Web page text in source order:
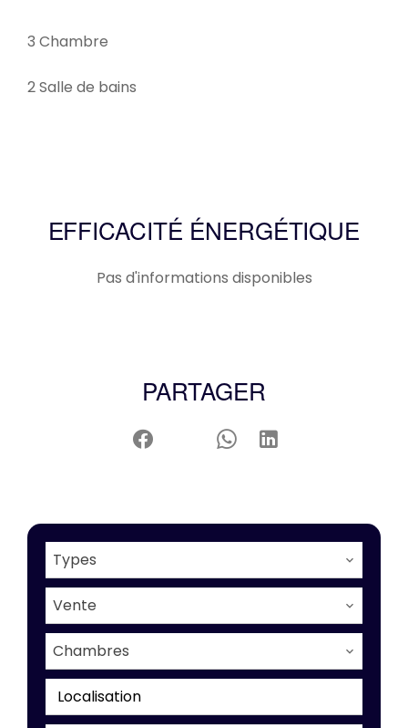
3 Chambre
2 Salle de bains
EFFICACITÉ ÉNERGÉTIQUE
Pas d'informations disponibles
PARTAGER
Types
Vente
Chambres
Localisation